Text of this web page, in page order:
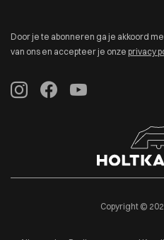
Door je te abonneren ga je akkoord
van ons en accepteer je onze privacy
Copyright ©